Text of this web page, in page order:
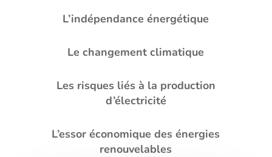
L’indépendance énergétique
Le changement climatique
Les risques liés à la production
d’électricité
L’essor économique des énergies
renouvelables